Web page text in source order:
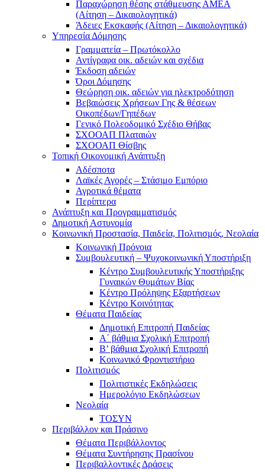
Παραχώρηση θέσης στάθμευσης ΑΜΕΑ
(Αίτηση – Δικαιολογητικά)
Άδειες Εκσκαφής (Αίτηση – Δικαιολογητικά)
Υπηρεσία Δόμησης
Γραμματεία – Πρωτόκολλο
Αντίγραφα οικ. αδειών και σχέδια
Έκδοση αδειών
Όροι Δόμησης
Θεώρηση οικ. αδειών για ηλεκτροδότηση
Βεβαιώσεις Χρήσεων Γης & θέσεων
Οικοπέδων/Γηπέδων
Γενικό Πολεοδομικό Σχέδιο Θήβας
ΣΧΟΟΑΠ Πλαταιών
ΣΧΟΟΑΠ Θίσβης
Τοπική Οικονομική Ανάπτυξη
Αδέσποτα
Λαϊκές Αγορές – Στάσιμο Εμπόριο
Αγροτικά θέματα
Περίπτερα
Ανάπτυξη και Προγραμματισμός
Δημοτική Αστυνομία
Κοινωνική Προστασία, Παιδεία, Πολιτισμός, Νεολαία
Κοινωνική Πρόνοια
Συμβουλευτική – Ψυχοκοινωνική Υποστήριξη
Κέντρο Συμβουλευτικής Υποστήριξης
Γυναικών Θυμάτων Βίας
Κέντρο Πρόληψης Εξαρτήσεων
Κέντρο Κοινότητας
Θέματα Παιδείας
Δημοτική Επιτροπή Παιδείας
Α΄ βάθμια Σχολική Επιτροπή
B’ βάθμια Σχολική Επιτροπή
Κοινωνικό Φροντιστήριο
Πολιτισμός
Πολιτιστικές Εκδηλώσεις
Ημερολόγιο Εκδηλώσεων
Νεολαία
ΤΟΣΥΝ
Περιβάλλον και Πράσινο
Θέματα Περιβάλλοντος
Θέματα Συντήρησης Πρασίνου
Περιβαλλοντικές Δράσεις